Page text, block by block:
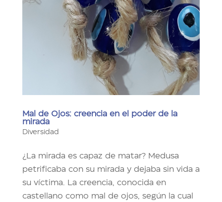
Mal de Ojos: creencia en el poder de la
mirada
Diversidad
¿La mirada es capaz de matar? Medusa
petrificaba con su mirada y dejaba sin vida a
su víctima. La creencia, conocida en
castellano como mal de ojos, según la cual